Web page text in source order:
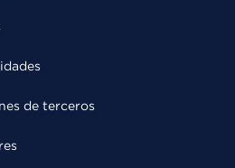
de terceros